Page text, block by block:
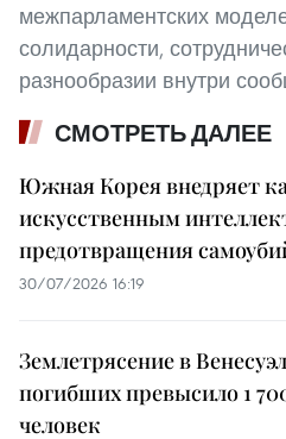
межпарламентских
солидарности,
разнообразии внутри
СМОТРЕТЬ ДАЛЕЕ
Южная Корея внедряет
искусственным
предотвращения
30/07/2026 16:19
Землетрясение в
погибших превысило 1
человек